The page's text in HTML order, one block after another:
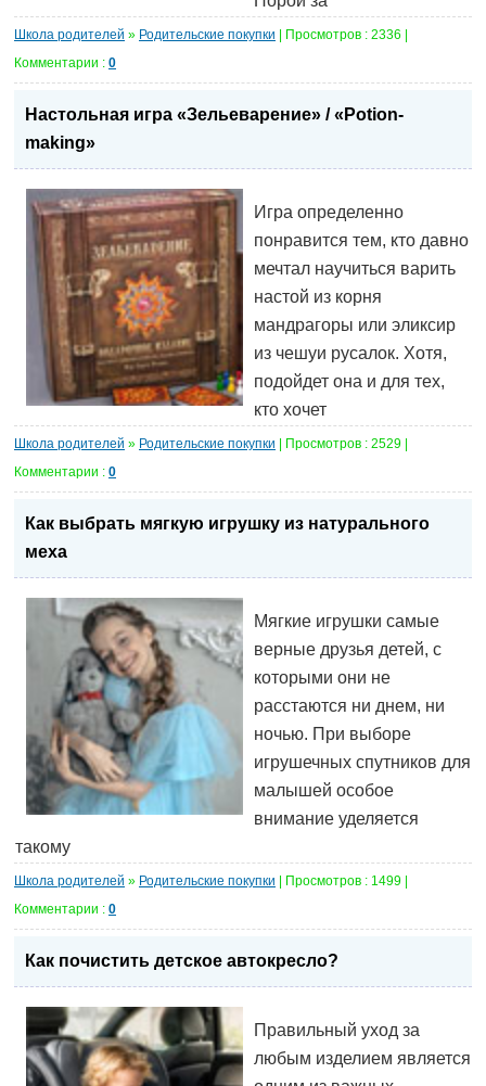
Школа родителей » Родительские покупки | Просмотров : 2336 |
Комментарии : 0
Настольная игра «Зельеварение» / «Potion-
making»
Игра определенно
понравится тем, кто давно
мечтал научиться варить
настой из корня
мандрагоры или эликсир
из чешуи русалок. Хотя,
подойдет она и для тех,
кто хочет
Школа родителей » Родительские покупки | Просмотров : 2529 |
Комментарии : 0
Как выбрать мягкую игрушку из натурального
меха
Мягкие игрушки самые
верные друзья детей, с
которыми они не
расстаются ни днем, ни
ночью. При выборе
игрушечных спутников для
малышей особое
внимание уделяется
такому
Школа родителей » Родительские покупки | Просмотров : 1499 |
Комментарии : 0
Как почистить детское автокресло?
Правильный уход за
любым изделием является